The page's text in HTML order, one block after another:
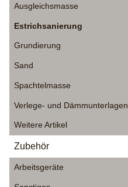
Ausgleichsmasse
Estrichsanierung
Grundierung
Sand
Spachtelmasse
Verlege- und Dämmunterlagen
Weitere Artikel
Zubehör
Arbeitsgeräte